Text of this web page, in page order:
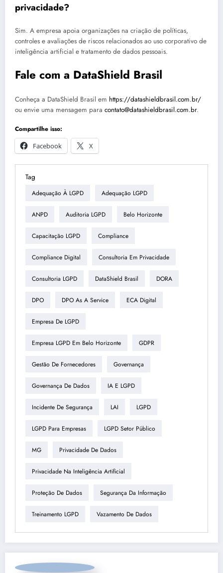
privacidade?
Sim. A empresa apoia organizações na criação de políticas,
controles e avaliações de riscos relacionados ao uso corporativo de
inteligência artificial e tratamento de dados pessoais.
Fale com a DataShield Brasil
Conheça a DataShield Brasil em https://datashieldbrasil.com.br/
ou envie uma mensagem para contato@datashieldbrasil.com.br.
Compartilhe isso:
Facebook
X
Tag
Adequação À LGPD Adequação LGPD
ANPD Auditoria LGPD Belo Horizonte
Capacitação LGPD Compliance
Compliance Digital Consultoria Em Privacidade
Consultoria LGPD DataShield Brasil DORA
DPO DPO As A Service ECA Digital
Empresa De LGPD
Empresa LGPD Em Belo Horizonte GDPR
Gestão De Fornecedores Governança
Governança De Dados IA E LGPD
Incidente De Segurança LAI LGPD
LGPD Para Empresas LGPD Setor Público
MG Privacidade De Dados
Privacidade Na Inteligência Artificial
Proteção De Dados Segurança Da Informação
Treinamento LGPD Vazamento De Dados